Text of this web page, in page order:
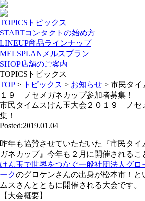
TOPICS トピックス
STARTコンタクトの始め方
LINEUP商品ラインナップ
MELSPLAN メルスプラン
SHOP店舗のご案内
TOPICS トピックス
TOP> トピックス > お知らせ > 市民タイ
１９ ノセメガネカップ参加者募集！
市民タイムスけん玉大会２０１９ ノセ
集！
Posted:2019.01.04
昨年も協賛させていただいた『市民タイ
ガネカップ』今年も２月に開催されるこ
けん玉で世界をつなぐ一般社団法人グロ
ークのグロケンさんの出身が松本市！と
ムスさんとともに開催される大会です。
【大会概要】